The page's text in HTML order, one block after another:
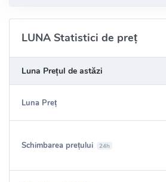
LUNA Statistici de preț
Luna Prețul de astăzi
Luna Preț
Schimbarea prețului 24h